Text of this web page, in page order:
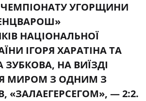
ЧЕМПІОНАТУ УГОРЩИНИ
НАЦІОНАЛЬНОЇ
ІГОРЯ ХАРАТІНА ТА
НА ВИЇЗДІ
МИРОМ З ОДНИМ З
«ЗАЛАЕГЕРСЕГОМ», — 2:2.